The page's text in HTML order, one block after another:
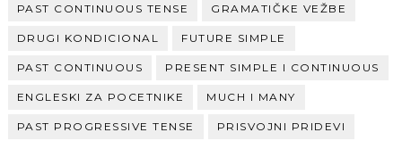
PAST CONTINUOUS TENSE GRAMATIČKE VEŽBE
DRUGI KONDICIONAL FUTURE SIMPLE
PAST CONTINUOUS PRESENT SIMPLE I CONTINUOUS
ENGLESKI ZA POCETNIKE MUCH I MANY
PAST PROGRESSIVE TENSE PRISVOJNI PRIDEVI